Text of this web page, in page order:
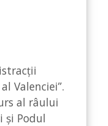
Valenciei”.
al râului
și Podul